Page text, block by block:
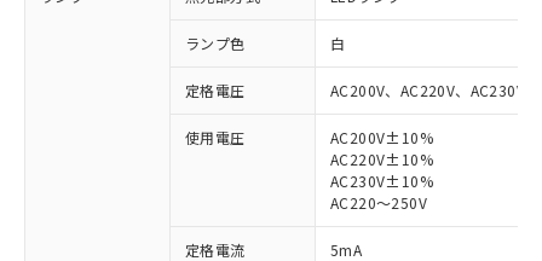
ランプ色 白
定格電圧 AC200V、AC220V、AC230V
使用電圧
AC200V±10%
AC220V±10%
AC230V±10%
AC220～250V
定格電流 5mA
対応済み：EU RoHS指令（10物質）の
非含有に対応した製品が提供可能な商品で